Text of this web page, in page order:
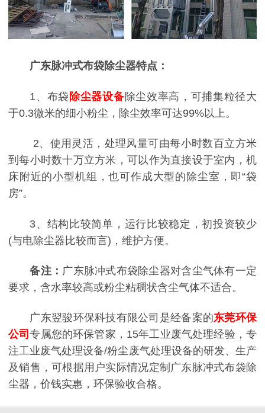
广东脉冲式布袋除尘器特点：
1、布袋 除尘器设备除尘效率高，可捕集粒径大
于0.3微米的细小粉尘，除尘效率可达99%以上。
2、使用灵活，处理风量可由每小时数百立方米
到每小时数十万立方米，可以作为直接设于室内，机
床附近的小型机组，也可作成大型的除尘室，即“袋
房”。
3、结构比较简单，运行比较稳定，初投资较少
(与电除尘器比较而言)，维护方便。
备注： 广东脉冲式布袋除尘器对含尘气体有一定
要求，含水率较高或粉尘粘稠状含尘气体不适合。
广东翌骏环保科技有限公司是经备案的东莞环保
公司专属您的环保管家，15年工业废气处理经验，专
注工业废气处理设备/粉尘废气处理设备的研发、生产
及销售，可根据用户实际情况定制广东脉冲式布袋除
尘器，价钱实惠，环保验收合格。